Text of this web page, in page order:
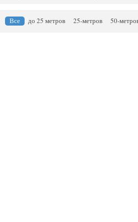
Все до 25 метров 25-метров 50-